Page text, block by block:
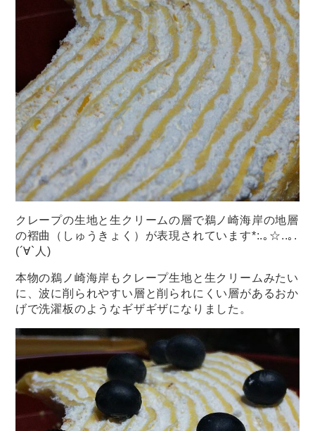
クレープの生地と生クリームの層で鵜ノ崎海岸の地層
の褶曲（しゅうきょく）が表現されています*:.｡☆..｡.
(´∀`人)
本物の鵜ノ崎海岸もクレープ生地と生クリームみたい
に、波に削られやすい層と削られにくい層があるおか
げで洗濯板のようなギザギザになりました。